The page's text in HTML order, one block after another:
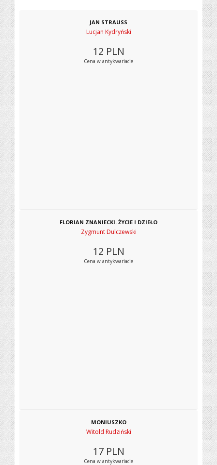
JAN STRAUSS
Lucjan Kydryński
12 PLN
Cena w antykwariacie
FLORIAN ZNANIECKI. ŻYCIE I DZIEŁO
Zygmunt Dulczewski
12 PLN
Cena w antykwariacie
MONIUSZKO
Witold Rudziński
17 PLN
Cena w antykwariacie